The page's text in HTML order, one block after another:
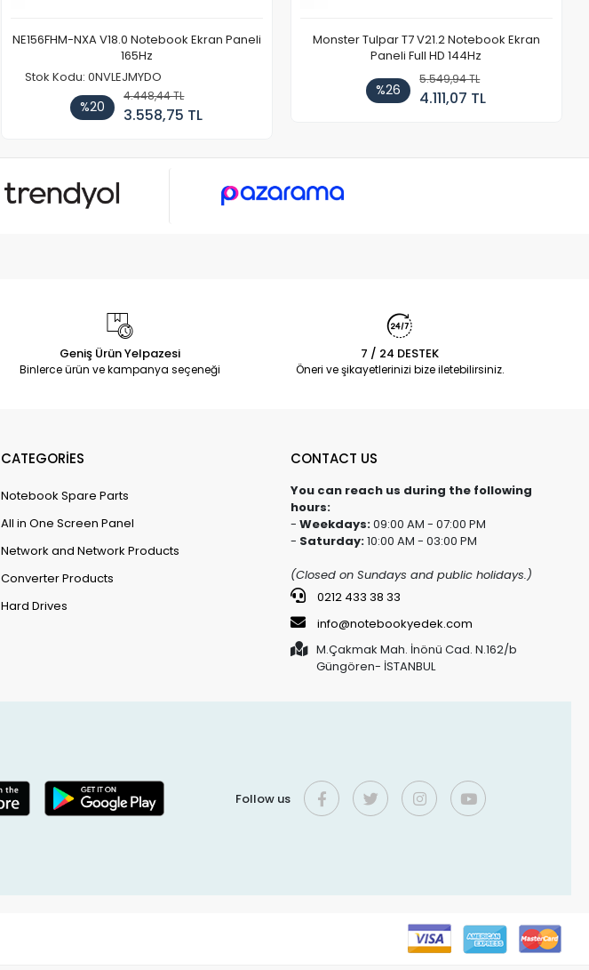
NE156FHM-NXA V18.0 Notebook Ekran Paneli
165Hz
Stok Kodu: 0NVLEJMYDO
%20
4.448,44 TL
3.558,75 TL
Monster Tulpar T7 V21.2 Notebook Ekran
Paneli Full HD 144Hz
%26
5.549,94 TL
4.111,07 TL
Geniş Ürün Yelpazesi
Binlerce ürün ve kampanya seçeneği
7 / 24 DESTEK
Öneri ve şikayetlerinizi bize iletebilirsiniz.
CATEGORİES
Notebook Spare Parts
All in One Screen Panel
Network and Network Products
Converter Products
Hard Drives
CONTACT US
You can reach us during the following
hours:
- Weekdays:09:00 AM - 07:00 PM
- Saturday:10:00 AM - 03:00 PM
(Closed on Sundays and public holidays.)
0212 433 38 33
info@notebookyedek.com
M.Çakmak Mah. İnönü Cad. N.162/b
Güngören- İSTANBUL
Follow us